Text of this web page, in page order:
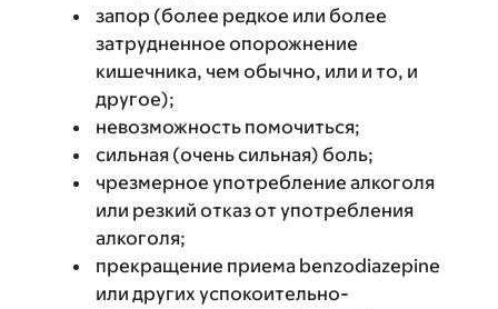
запор (более редкое или более
затрудненное опорожнение
кишечника, чем обычно, или и то, и
другое);
невозможность помочиться;
сильная (очень сильная) боль;
чрезмерное употребление алкоголя
или резкий отказ от употребления
алкоголя;
прекращение приема benzodiazepine
или других успокоительно-